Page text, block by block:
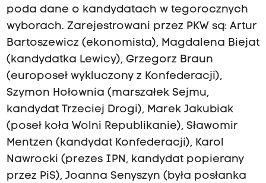
poda dane o kandydatach w tegorocznych
wyborach. Zarejestrowani przez PKW są: Artur
Bartoszewicz (ekonomista), Magdalena Biejat
(kandydatka Lewicy), Grzegorz Braun
(europoseł wykluczony z Konfederacji),
Szymon Hołownia (marszałek Sejmu,
kandydat Trzeciej Drogi), Marek Jakubiak
(poseł koła Wolni Republikanie), Sławomir
Mentzen (kandydat Konfederacji), Karol
Nawrocki (prezes IPN, kandydat popierany
przez PiS), Joanna Senyszyn (była posłanka